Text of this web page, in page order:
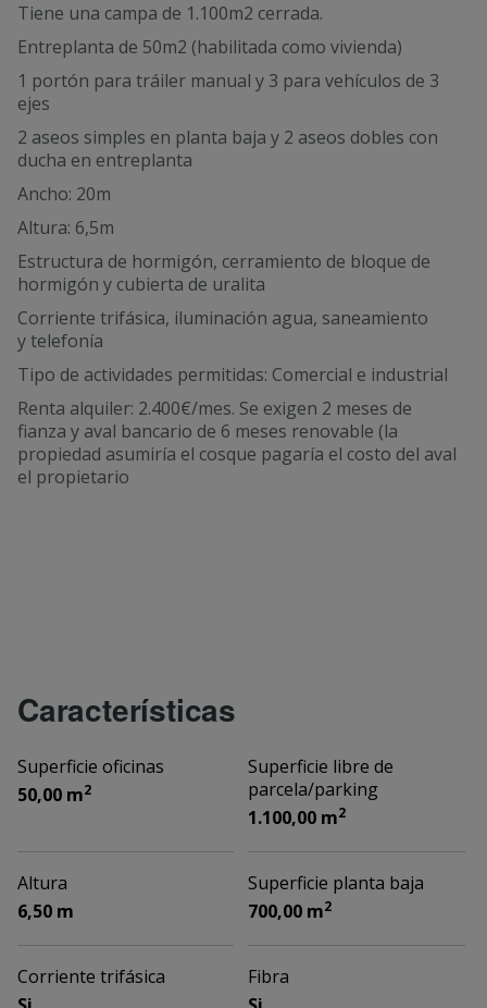
Tiene una campa de 1.100m2 cerrada.
Entreplanta de 50m2 (habilitada como vivienda)
1 portón para tráiler manual y 3 para vehículos de 3
ejes
2 aseos simples en planta baja y 2 aseos dobles con
ducha en entreplanta
Ancho: 20m
Altura: 6,5m
Estructura de hormigón, cerramiento de bloque de
hormigón y cubierta de uralita
Corriente trifásica, iluminación agua, saneamiento
y telefonía
Tipo de actividades permitidas: Comercial e industrial
Renta alquiler: 2.400€/mes. Se exigen 2 meses de
fianza y aval bancario de 6 meses renovable (la
propiedad asumiría el cosque pagaría el costo del aval
el propietario
Características
Superficie oficinas
50,00 m2
Superficie libre de
parcela/parking
1.100,00 m2
Altura
6,50 m
Superficie planta baja
700,00 m2
Corriente trifásica
Fibra